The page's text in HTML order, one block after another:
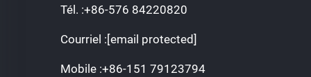
Tél. :+86-576 84220820
Courriel : [email protected]
Mobile :+86-151 79123794